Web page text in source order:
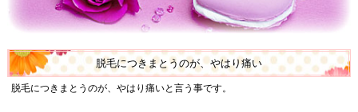
脱毛につきまとうのが、やはり痛い
脱毛につきまとうのが、やはり痛いと言う事です。